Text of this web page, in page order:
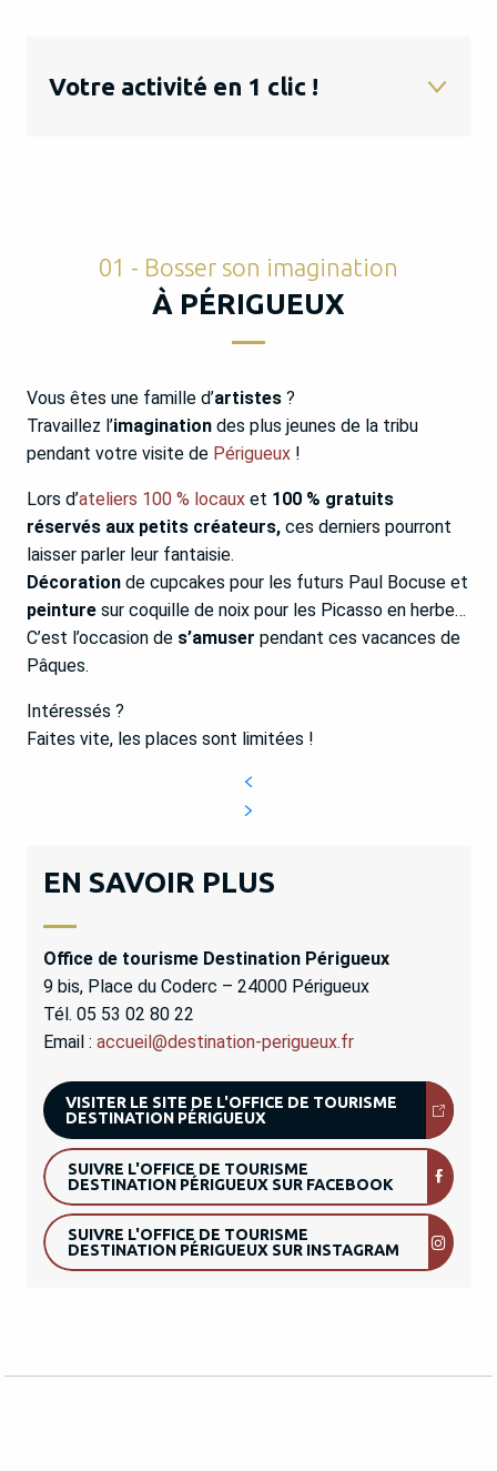
Votre activité en 1 clic !
03 - Profiter du printemps en Pays de Fénelon
06 - Monter sur ses grands ânes en Périgord
Nontronnais
07 - Percer le secret du Gardien en Périgord
Limousin
08 - Remonter le temps en tribu à la Grotte de
Villars
09 - Être dans les petits papiers à Vaux
10 - Collectionner les activités en Pays Ribéracois
11 - En voir de toutes les couleurs en Pays de
Saint-Aulaye
13 - Chasser la truite dans la Vallée de l’Isle
Porchères
Noir
16 - Se mettre au vert dans les jardins de
Dordogne
01 - Bosser son imagination
À PÉRIGUEUX
Vous êtes une famille d’artistes ?
Travaillez l’imagination des plus jeunes de la tribu
pendant votre visite de Périgueux !
Lors d’ateliers 100 % locaux et 100 % gratuits
réservés aux petits créateurs, ces derniers pourront
laisser parler leur fantaisie.
Décoration de cupcakes pour les futurs Paul Bocuse et
peinture sur coquille de noix pour les Picasso en herbe…
C’est l’occasion de s’amuser pendant ces vacances de
Pâques.
Intéressés ?
Faites vite, les places sont limitées !
EN SAVOIR PLUS
Office de tourisme Destination Périgueux
9 bis, Place du Coderc – 24000 Périgueux
Tél. 05 53 02 80 22
Email : accueil@destination-perigueux.fr
VISITER LE SITE DE L'OFFICE DE TOURISME
DESTINATION PÉRIGUEUX
SUIVRE L'OFFICE DE TOURISME
DESTINATION PÉRIGUEUX SUR FACEBOOK
SUIVRE L'OFFICE DE TOURISME
DESTINATION PÉRIGUEUX SUR INSTAGRAM